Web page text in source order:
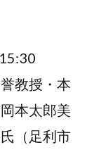
教授・本
本太郎美
（足利市